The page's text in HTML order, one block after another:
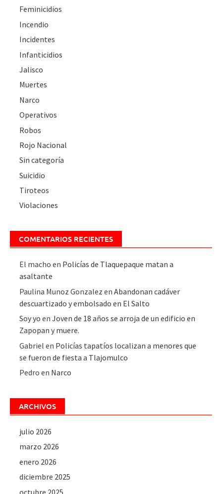
Feminicidios
Incendio
Incidentes
Infanticidios
Jalisco
Muertes
Narco
Operativos
Robos
Rojo Nacional
Sin categoría
Suicidio
Tiroteos
Violaciones
COMENTARIOS RECIENTES
El macho en Policías de Tlaquepaque matan a
asaltante
Paulina Munoz Gonzalez enAbandonan cadáver
descuartizado y embolsado en El Salto
Soy yo enJoven de 18 años se arroja de un edificio en
Zapopan y muere.
Gabriel en Policías tapatíos localizan a menores que
se fueron de fiesta a Tlajomulco
Pedro en Narco
ARCHIVOS
julio 2026
marzo 2026
enero 2026
diciembre 2025
octubre 2025